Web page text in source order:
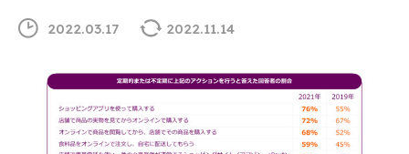
2022.03.17 2022.11.14